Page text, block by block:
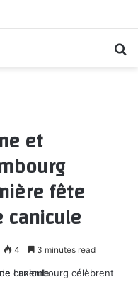
et
fête
4 3 minutes read